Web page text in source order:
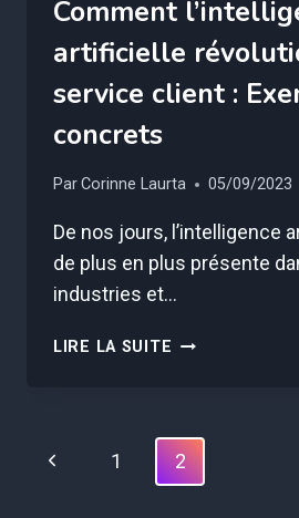
Comment
artificielle
service client :
concrets
ParCorinne Laurta 05/09/2023
De nos jours, l’intelligence
de plus en plus présente
industries et…
LIRE LA SUITE COMMENT
LE
SERVICE
Navigation
Page
1 2